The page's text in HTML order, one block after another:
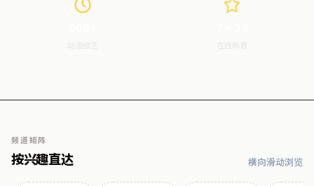
频道矩阵
按兴趣直达 横向滑动浏览